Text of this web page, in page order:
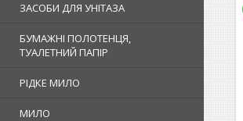
ЗАСОБИ ДЛЯ УНІТАЗА
БУМАЖНІ ПОЛОТЕНЦЯ,
ТУАЛЕТНИЙ ПАПІР
РІДКЕ МИЛО
МИЛО